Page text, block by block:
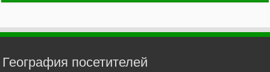
География посетителей